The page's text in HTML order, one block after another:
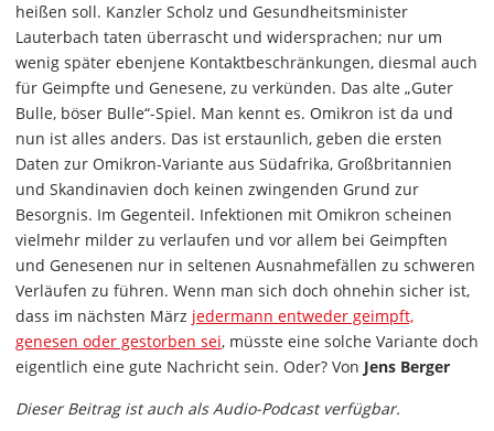
heißen soll. Kanzler Scholz und Gesundheitsminister
Lauterbach taten überrascht und widersprachen; nur um
wenig später ebenjene Kontaktbeschränkungen, diesmal auch
für Geimpfte und Genesene, zu verkünden. Das alte „Guter
Bulle, böser Bulle“-Spiel. Man kennt es. Omikron ist da und
nun ist alles anders. Das ist erstaunlich, geben die ersten
Daten zur Omikron-Variante aus Südafrika, Großbritannien
und Skandinavien doch keinen zwingenden Grund zur
Besorgnis. Im Gegenteil. Infektionen mit Omikron scheinen
vielmehr milder zu verlaufen und vor allem bei Geimpften
und Genesenen nur in seltenen Ausnahmefällen zu schweren
Verläufen zu führen. Wenn man sich doch ohnehin sicher ist,
dass im nächsten März jedermann entweder geimpft,
genesen oder gestorben sei, müsste eine solche Variante doch
eigentlich eine gute Nachricht sein. Oder? Von Jens Berger
Dieser Beitrag ist auch als Audio-Podcast verfügbar.